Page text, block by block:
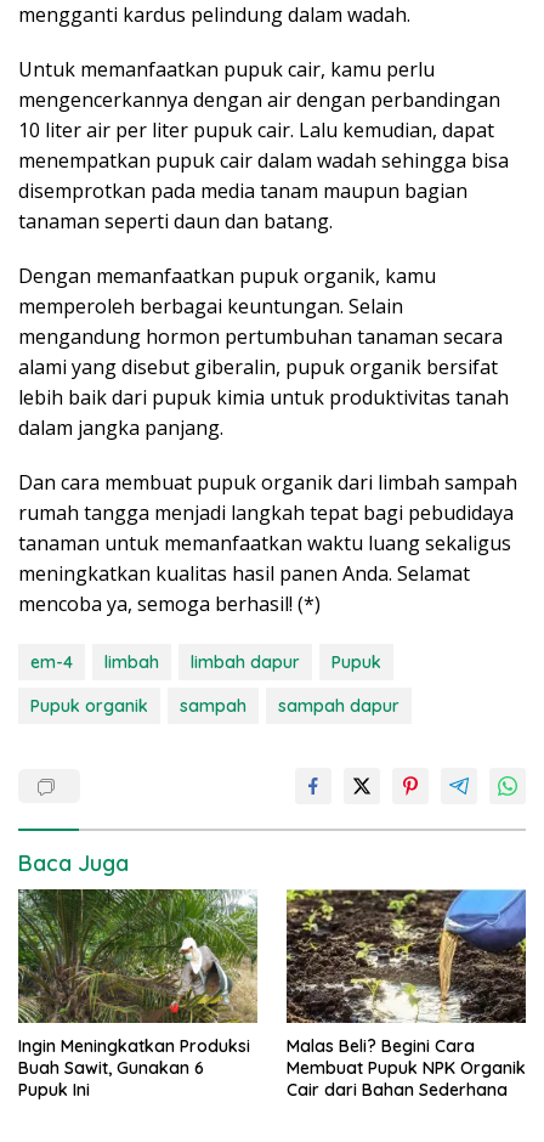
mengganti kardus pelindung dalam wadah.
Untuk memanfaatkan pupuk cair, kamu perlu
mengencerkannya dengan air dengan perbandingan
10 liter air per liter pupuk cair. Lalu kemudian, dapat
menempatkan pupuk cair dalam wadah sehingga bisa
disemprotkan pada media tanam maupun bagian
tanaman seperti daun dan batang.
Dengan memanfaatkan pupuk organik, kamu
memperoleh berbagai keuntungan. Selain
mengandung hormon pertumbuhan tanaman secara
alami yang disebut giberalin, pupuk organik bersifat
lebih baik dari pupuk kimia untuk produktivitas tanah
dalam jangka panjang.
Dan cara membuat pupuk organik dari limbah sampah
rumah tangga menjadi langkah tepat bagi pebudidaya
tanaman untuk memanfaatkan waktu luang sekaligus
meningkatkan kualitas hasil panen Anda. Selamat
mencoba ya, semoga berhasil! (*)
em-4 limbah limbah dapur
Pupuk
Pupuk organik
sampah sampah dapur
Baca Juga
Ingin Meningkatkan Produksi
Buah Sawit, Gunakan 6
Pupuk Ini
Malas Beli? Begini Cara
Membuat Pupuk NPK Organik
Cair dari Bahan Sederhana